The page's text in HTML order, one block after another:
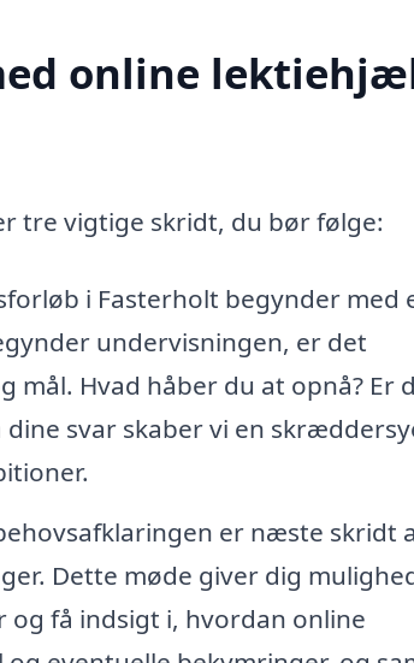
online
tre vigtige skridt, du bør følge:
i Fasterholt begynder med
undervisningen, er det
Hvad håber du at opnå? Er
svar skaber vi en
er næste skridt
Dette møde giver dig
få indsigt i, hvordan online